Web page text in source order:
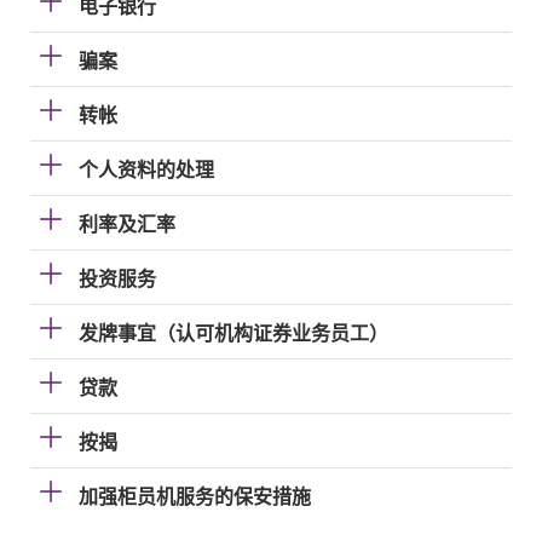
电子银行
骗案
转帐
个人资料的处理
利率及汇率
投资服务
发牌事宜（认可机构证券业务员工）
贷款
按揭
加强柜员机服务的保安措施